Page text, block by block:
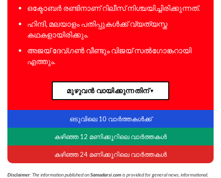
ഒക്ടോബർ രണ്ടിനാണ് റിലീസ് നിശ്ചയിച്ചിരിക്കുന്നത്.
ഹിന്ദി, മലയാളം പതിപ്പുകൾക്ക് വ്യത്യസ്ത
കഥകളായിരിക്കും.
അജയ് ദേവ്ഗൺ വീണ്ടും വിജയ് സൽഗോങ്കറായി
എത്തും.
മുഴുവൻ വായിക്കുന്നതിന്▼
ഒടുവിലെ 10 വാർത്തകൾക്ക്
കഴിഞ്ഞ 12 മണിക്കൂറിലെ വാർത്തകൾ
കഴിഞ്ഞ 24 മണിക്കൂറിലെ വാർത്തകൾ
Disclaimer: The information published onSamadarsi.comis provided for general news, informational,